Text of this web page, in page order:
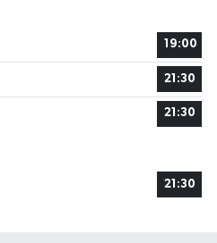
19:00
21:30
21:30
21:30